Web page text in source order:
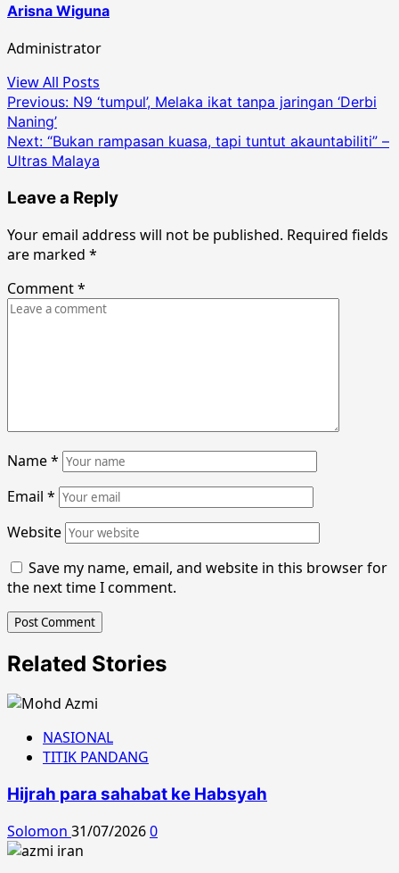
Arisna Wiguna
Administrator
View All Posts
Post
navigation
Previous: N9 ‘tumpul’, Melaka ikat tanpa jaringan ‘Derbi
Naning’
Next: “Bukan rampasan kuasa, tapi tuntut akauntabiliti” –
Ultras Malaya
Leave a Reply
Your email address will not be published. Required fields
are marked *
Comment*
Name*
Email *
Website
Save my name, email, and website in this browser for
the next time I comment.
Related Stories
NASIONAL
TITIK PANDANG
Hijrah para sahabat ke Habsyah
Solomon 31/07/20260